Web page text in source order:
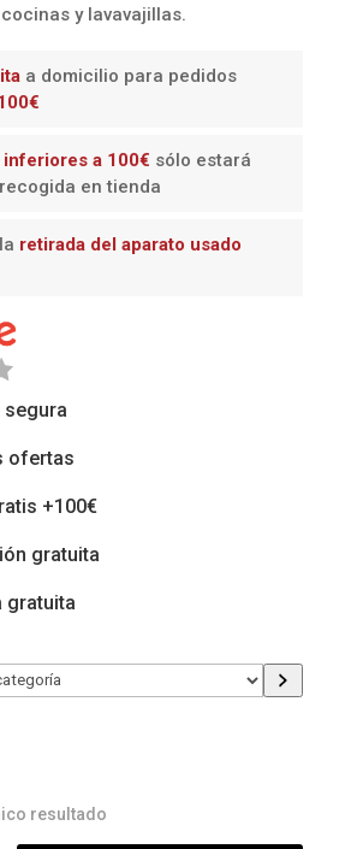
y lavavajillas.
a domicilio para pedidos
inferiores a 100€ sólo estará
en tienda
retirada del aparato usado
segura
ofertas
+100€
gratuita
gratuita
resultado